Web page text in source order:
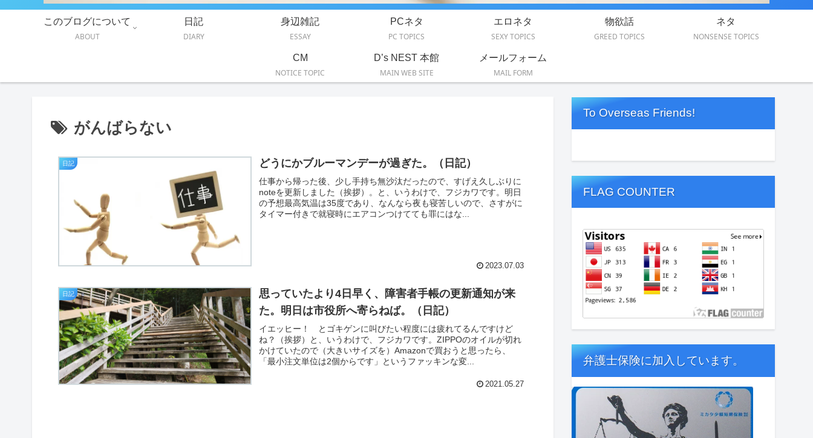
このブログについて
ABOUT
日記
DIARY
身辺雑記
ESSAY
PCネタ
PC TOPICS
エロネタ
SEXY TOPICS
物欲話
GREED TOPICS
ネタ
NONSENSE TOPICS
CM
NOTICE TOPIC
D’s NEST 本館
MAIN WEB SITE
メールフォーム
MAIL FORM
がんばらない
日記 どうにかブルーマンデーが過ぎた。（日記）
仕事から帰った後、少し手持ち無沙汰だったので、すげえ久しぶりに
noteを更新しました（挨拶）。と、いうわけで、フジカワです。明日
の予想最高気温は35度であり、なんなら夜も寝苦しいので、さすがに
タイマー付きで就寝時にエアコンつけてても罪にはな...
2023.07.03
日記
思っていたより4日早く、障害者手帳の更新通知が来
た。明日は市役所へ寄らねば。（日記）
イエッヒー！ とゴキゲンに叫びたい程度には疲れてるんですけど
ね？（挨拶）と、いうわけで、フジカワです。ZIPPOのオイルが切れ
かけていたので（大きいサイズを）Amazonで買おうと思ったら、
「最小注文単位は2個からです」というファッキンな変...
2021.05.27
To Overseas Friends!
FLAG COUNTER
弁護士保険に加入しています。